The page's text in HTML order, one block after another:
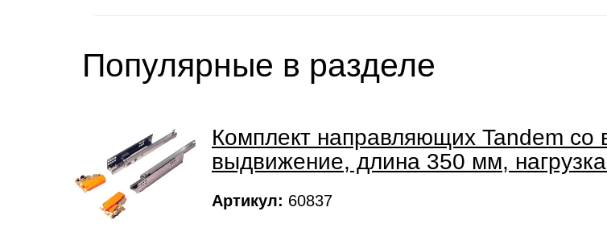
Популярные в разделе
Комплект направляющих Tandem со
выдвижение, длина 350 мм, нагрузка
Артикул: 60837